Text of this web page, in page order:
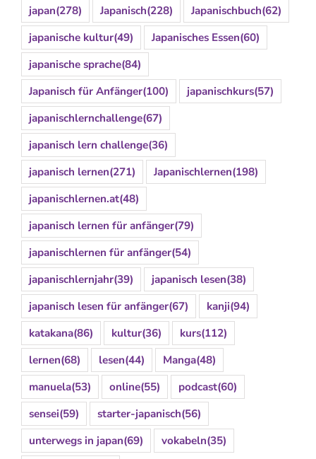
japan(278) Japanisch(228) Japanischbuch(62)
japanische kultur(49) Japanisches Essen(60)
japanische sprache(84)
Japanisch für Anfänger(100) japanischkurs(57)
japanischlernchallenge(67)
japanisch lern challenge(36)
japanisch lernen(271) Japanischlernen(198)
japanischlernen.at(48)
japanisch lernen für anfänger(79)
japanischlernen für anfänger(54)
japanischlernjahr(39) japanisch lesen(38)
japanisch lesen für anfänger(67) kanji(94)
katakana(86) kultur(36) kurs(112)
lernen(68) lesen(44) Manga(48)
manuela(53) online(55) podcast(60)
sensei(59) starter-japanisch(56)
unterwegs in japan(69) vokabeln(35)